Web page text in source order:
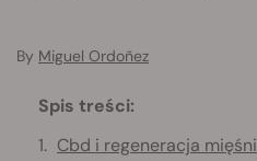
By Miguel Ordoñez
Spis treści:
Cbd i regeneracja mięśni